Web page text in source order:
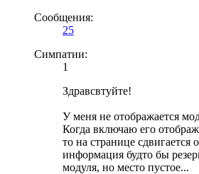
Сообщения:
25
Симпатии:
1
Здравсвтуйте!
У меня не отображается
Когда включаю его
то на странице сдвигается
информация будто бы
модуля, но место пустое...